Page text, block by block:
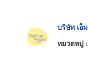
บริษัท เอ็
หมวดหมู่ :